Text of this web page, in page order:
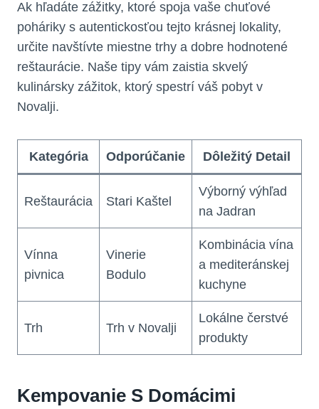
Ak hľadáte zážitky, ktoré spoja vaše chuťové
poháriky s autentickosťou tejto krásnej lokality,
určite navštívte miestne trhy a dobre hodnotené
reštaurácie. Naše tipy vám zaistia skvelý
kulinársky zážitok, ktorý spestrí váš pobyt v
Novalji.
Kategória Odporúčanie Dôležitý Detail
Reštaurácia Stari Kaštel
Výborný výhľad
na Jadran
Vínna
pivnica
Vinerie
Bodulo
Kombinácia vína
a mediteránskej
kuchyne
Trh Trh v Novalji
Lokálne čerstvé
produkty
Kempovanie S Domácimi